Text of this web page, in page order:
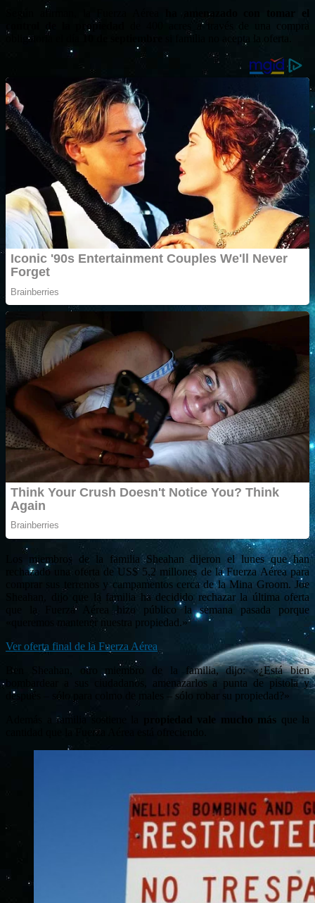
ha amenazado con tomar el
control de la propiedad
de 400 acres a través de una compra
obligatoria el día
10 de septiembre si familia no acepta la oferta.
Los miembros de la familia Sheahan dijeron el lunes que han
rechazado una oferta de US$ 5,2 millones de la Fuerza Aérea para
comprar sus terrenos y campamentos cerca de la Mina Groom. Joe
Sheahan, dijo que la familia ha decidido rechazar la última oferta
que la Fuerza Aérea hizo público la semana pasada porque
«queremos mantener nuestra propiedad.»
Ver oferta final de la Fuerza Aérea
Ben Sheahan, otro miembro de la familia, dijo: «¿Está bien
bombardear a sus ciudadanos, amenazarlos a punta de pistola y
después – sólo para colmo de males – sólo robar su propiedad?»
Además a familia sostiene la
propiedad vale mucho más que la
cantidad que la Fuerza Aérea está ofreciendo.